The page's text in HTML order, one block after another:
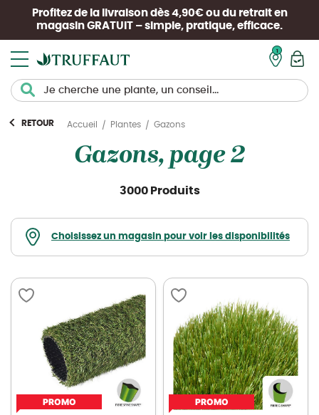
Profitez de la livraison dès 4,90€ ou du retrait en
magasin GRATUIT – simple, pratique, efficace.
RETOUR Accueil Plantes Gazons
Gazons, page 2
3000 Produits
Choisissez un magasin pour voir les disponibilités
PROMO PROMO